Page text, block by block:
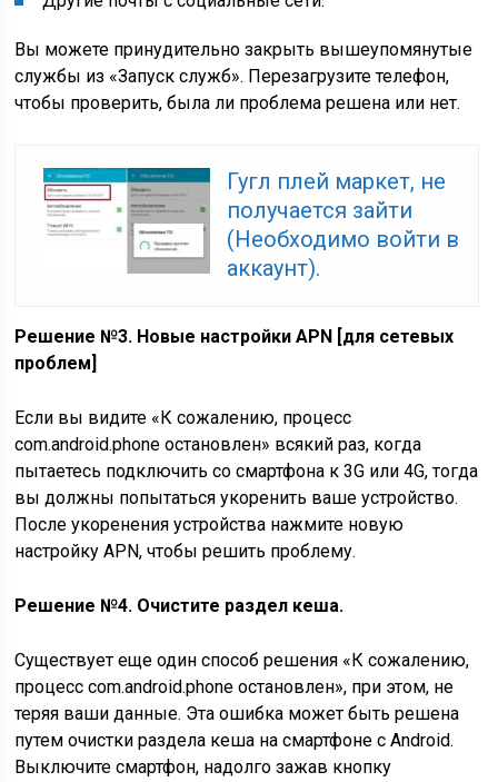
Вы можете принудительно закрыть вышеупомянутые
службы из «Запуск служб». Перезагрузите телефон,
чтобы проверить, была ли проблема решена или нет.
Гугл плей маркет, не
получается зайти
(Необходимо войти в
аккаунт).
Решение №3. Новые настройки APN [для сетевых
проблем]
Если вы видите «К сожалению, процесс
com.android.phone остановлен» всякий раз, когда
пытаетесь подключить со смартфона к 3G или 4G, тогда
вы должны попытаться укоренить ваше устройство.
После укоренения устройства нажмите новую
настройку APN, чтобы решить проблему.
Решение №4. Очистите раздел кеша.
Существует еще один способ решения «К сожалению,
процесс com.android.phone остановлен», при этом, не
теряя ваши данные. Эта ошибка может быть решена
путем очистки раздела кеша на смартфоне с Android.
Выключите смартфон, надолго зажав кнопку